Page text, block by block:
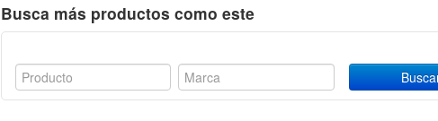
Busca más productos como este